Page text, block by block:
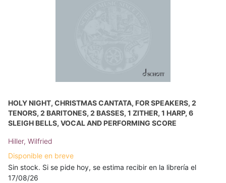
HOLY NIGHT, CHRISTMAS CANTATA, FOR SPEAKERS, 2
TENORS, 2 BARITONES, 2 BASSES, 1 ZITHER, 1 HARP, 6
SLEIGH BELLS, VOCAL AND PERFORMING SCORE
Hiller, Wilfried
Disponible en breve
Sin stock. Si se pide hoy, se estima recibir en la librería el
17/08/26